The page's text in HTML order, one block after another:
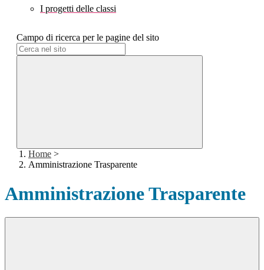
I progetti delle classi
Campo di ricerca per le pagine del sito
Home >
Amministrazione Trasparente
Amministrazione Trasparente